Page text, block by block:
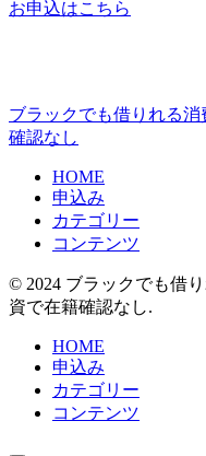
お申込はこちら
ブラックでも借りれる
確認なし
HOME
申込み
カテゴリー
コンテンツ
© 2024 ブラックでも借
資で在籍確認なし.
HOME
申込み
カテゴリー
コンテンツ